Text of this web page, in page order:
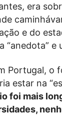
era
e do
e
Portugal, o
estar na
foi mais